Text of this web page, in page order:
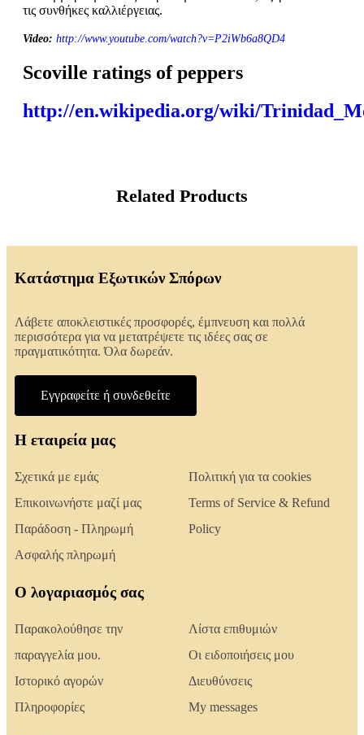
τις συνθήκες καλλιέργειας.
Video: http://www.youtube.com/watch?v=P2iWb6a8QD4
Scoville ratings of peppers
http://en.wikipedia.org/wiki/
Related Products
Κατάστημα Εξωτικών Σπόρων
Λάβετε αποκλειστικές προσφορές, έμπνευση και πολλά
περισσότερα για να μετατρέψετε τις ιδέες σας σε
πραγματικότητα. Όλα δωρεάν.
Εγγραφείτε ή συνδεθείτε
Η εταιρεία μας
Σχετικά με εμάς
Επικοινωνήστε μαζί μας
Παράδοση - Πληρωμή
Ασφαλής πληρωμή
Πολιτική για τα cookies
Terms of Service & Refund
Policy
Ο λογαριασμός σας
Παρακολούθησε την
παραγγελία μου.
Ιστορικό αγορών
Πληροφορίες
Λίστα επιθυμιών
Οι ειδοποιήσεις μου
Διευθύνσεις
My messages